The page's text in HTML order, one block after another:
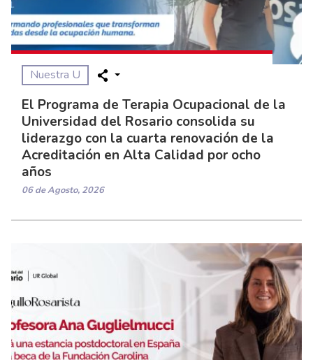
Nuestra U
El Programa de Terapia Ocupacional de la
Universidad del Rosario consolida su
liderazgo con la cuarta renovación de la
Acreditación en Alta Calidad por ocho
años
06 de Agosto, 2026